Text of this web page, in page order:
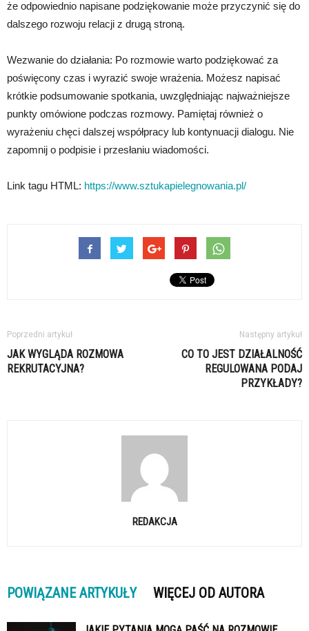
że odpowiednio napisane podziękowanie może przyczynić się do
dalszego rozwoju relacji z drugą stroną.
Wezwanie do działania: Po rozmowie warto podziękować za
poświęcony czas i wyrazić swoje wrażenia. Możesz napisać
krótkie podsumowanie spotkania, uwzględniając najważniejsze
punkty omówione podczas rozmowy. Pamiętaj również o
wyrażeniu chęci dalszej współpracy lub kontynuacji dialogu. Nie
zapomnij o podpisie i przesłaniu wiadomości.
Link tagu HTML: https://www.sztukapielegnowania.pl/
Poprzedni artykuł
JAK WYGLĄDA ROZMOWA
REKRUTACYJNA?
Następny artykuł
CO TO JEST DZIAŁALNOŚĆ
REGULOWANA PODAJ
PRZYKŁADY?
REDAKCJA
POWIĄZANE ARTYKUŁY WIĘCEJ OD AUTORA